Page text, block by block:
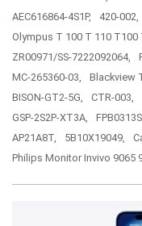
AEC616864-4S1P,
420-002,
Olympus T 100 T 110 T100
ZR00971/SS-7222092064,
MC-265360-03,
Blackview
BISON-GT2-5G,
CTR-003,
GSP-2S2P-XT3A,
AP21A8T,
5B10X19049,
Philips Monitor Invivo 9065